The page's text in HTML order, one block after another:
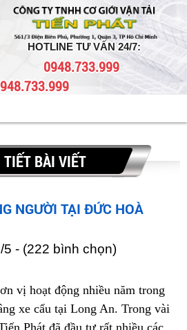
HOTLINE TƯ VẤN 24/7:
0948.733.999
TIẾT BÀI VIẾT
NGƯỜI TẠI ĐỨC HOÀ
5 - (222 bình chọn)
vị hoạt động nhiều năm trong
xe cẩu tại Long An. Trong vài
Phát đã đầu tư rất nhiều các